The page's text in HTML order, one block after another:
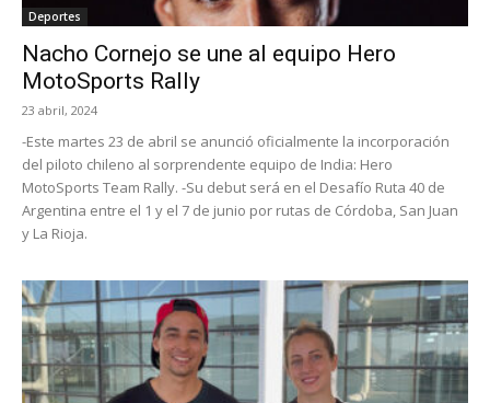
Deportes
Nacho Cornejo se une al equipo Hero
MotoSports Rally
23 abril, 2024
-Este martes 23 de abril se anunció oficialmente la incorporación
del piloto chileno al sorprendente equipo de India: Hero
MotoSports Team Rally. -Su debut será en el Desafío Ruta 40 de
Argentina entre el 1 y el 7 de junio por rutas de Córdoba, San Juan
y La Rioja.